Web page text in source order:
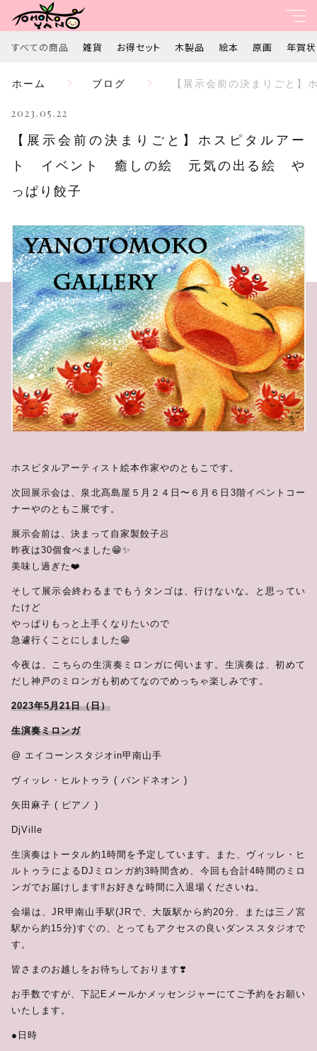
すべての商品 雑貨 お得セット 木製品 絵本 原画 年賀状
ホーム ブログ 【展示会前の決まりごと
2023.05.22
【展示会前の決まりごと】ホスピタルアー
ト イベント 癒しの絵 元気の出る絵 や
っぱり餃子
ホスピタルアーティスト絵本作家やのともこです。
次回展示会は、泉北髙島屋５月２４日〜６月６日3階イベントコー
ナーやのともこ展です。
展示会前は、決まって自家製餃子🥟
昨夜は30個食べました😁✨
美味し過ぎた❤️
そして展示会終わるまでもうタンゴは、行けないな。と思ってい
たけど
やっぱりもっと上手くなりたいので
急遽行くことにしました😁
今夜は、こちらの生演奏ミロンガに伺います。生演奏は、初めて
だし神戸のミロンガも初めてなのでめっちゃ楽しみです。
2023年5月21日（日）
生演奏ミロンガ
@ エイコーンスタジオin甲南山手
ヴィッレ・ヒルトゥラ ( バンドネオン )
矢田麻子 ( ピアノ )
DjVille
生演奏はトータル約1時間を予定しています。また、ヴィッレ・ヒ
ルトゥラによるDJミロンガ約3時間含め、今回も合計4時間のミロ
ンガでお届けします‼️お好きな時間に入退場くださいね。
会場は、JR甲南山手駅(JRで、大阪駅から約20分、または三ノ宮
駅から約15分)すぐの、とってもアクセスの良いダンススタジオで
す。
皆さまのお越しをお待ちしております❣️
お手数ですが、下記Eメールかメッセンジャーにてご予約をお願い
いたします。
●日時
雑貨
絵本
原画
年賀状
グッズ（布もの）
講演会
子カテゴリ
～
並び順
その他
在庫あり セール